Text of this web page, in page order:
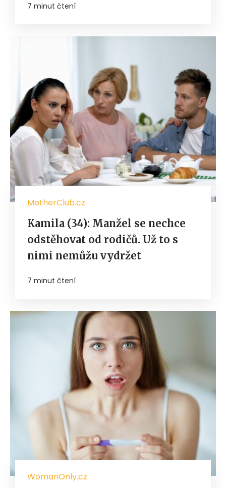
7 minut čtení
MotherClub.cz
Kamila (34): Manžel se nechce
odstěhovat od rodičů. Už to s
nimi nemůžu vydržet
7 minut čtení
WomanOnly.cz